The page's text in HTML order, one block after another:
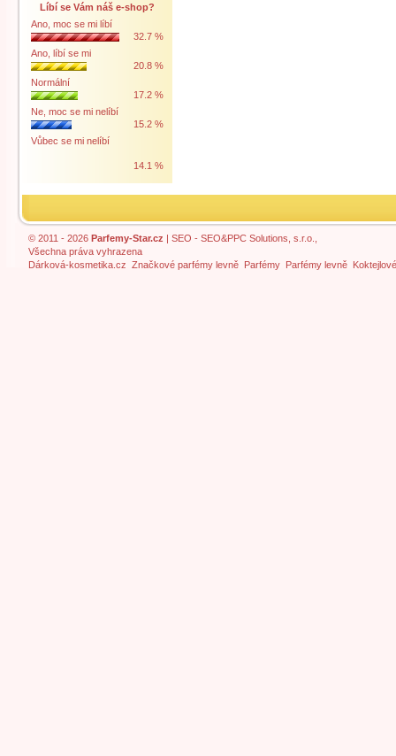
Líbí se Vám náš e-shop?
Ano, moc se mi líbí
32.7 %
Ano, líbí se mi
20.8 %
Normální
17.2 %
Ne, moc se mi nelíbí
15.2 %
Vůbec se mi nelíbí
14.1 %
© 2011 - 2026 Parfemy-Star.cz | SEO - SEO&PPC Solutions, s.r.o.,
Všechna práva vyhrazena
Dárková-kosmetika.cz Značkové parfémy levně Parfémy Parfémy levně